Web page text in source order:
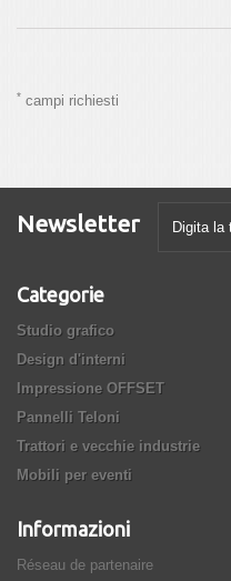
* campi richiesti
Newsletter
Categorie
Studio grafico
Design d'interni
Impressione OFFSET
Pannelli Teloni
Trattori e vecchie industrie
Mobili per eventi
Informazioni
Réseau de partenaire